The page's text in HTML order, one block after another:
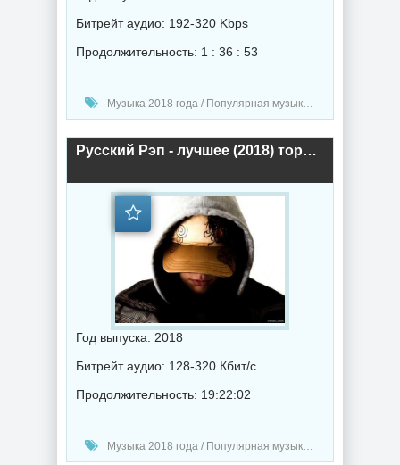
Битрейт аудио: 192-320 Kbps
Продолжительность: 1 : 36 : 53
Музыка 2018 года / Популярная музыка / Рэп - хип хоп музыка / Музыка в машину
Русский Рэп - лучшее (2018) торрент
Год выпуска: 2018
Битрейт аудио: 128-320 Кбит/с
Продолжительность: 19:22:02
Музыка 2018 года / Популярная музыка / Рэп - хип хоп музыка / Музыка в машину